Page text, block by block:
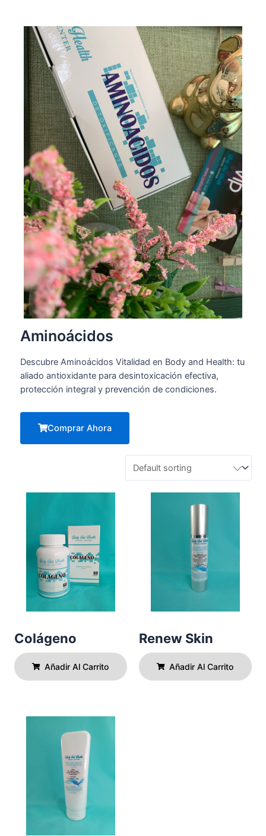
Aminoácidos
Descubre Aminoácidos Vitalidad en Body and Health: tu
aliado antioxidante para desintoxicación efectiva,
protección integral y prevención de condiciones.
Comprar Ahora
Colágeno
Añadir Al Carrito
Renew Skin
Añadir Al Carrito